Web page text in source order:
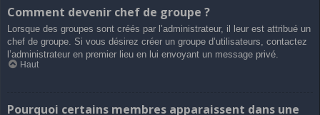
Comment devenir chef de groupe ?
Lorsque des groupes sont créés par l’administrateur, il leur est attribué un
chef de groupe. Si vous désirez créer un groupe d’utilisateurs, contactez
l’administrateur en premier lieu en lui envoyant un message privé.
Haut
Pourquoi certains membres apparaissent dans une